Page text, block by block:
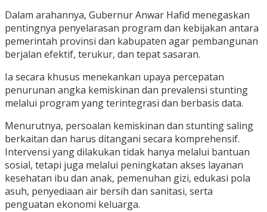
Dalam arahannya, Gubernur Anwar Hafid menegaskan
pentingnya penyelarasan program dan kebijakan antara
pemerintah provinsi dan kabupaten agar pembangunan
berjalan efektif, terukur, dan tepat sasaran.
Ia secara khusus menekankan upaya percepatan
penurunan angka kemiskinan dan prevalensi stunting
melalui program yang terintegrasi dan berbasis data.
Menurutnya, persoalan kemiskinan dan stunting saling
berkaitan dan harus ditangani secara komprehensif.
Intervensi yang dilakukan tidak hanya melalui bantuan
sosial, tetapi juga melalui peningkatan akses layanan
kesehatan ibu dan anak, pemenuhan gizi, edukasi pola
asuh, penyediaan air bersih dan sanitasi, serta
penguatan ekonomi keluarga.